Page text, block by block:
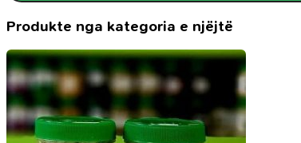
Produkte nga kategoria e njëjtë